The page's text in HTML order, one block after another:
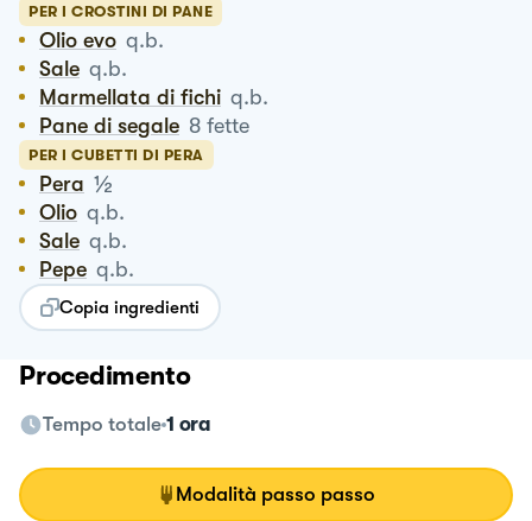
PER I CROSTINI DI PANE
Olio evo q.b.
Sale q.b.
Marmellata di fichi q.b.
Pane di segale 8 fette
PER I CUBETTI DI PERA
Pera ½
Olio q.b.
Sale q.b.
Pepe q.b.
Copia ingredienti
Procedimento
Tempo totale 1 ora
Modalità passo passo